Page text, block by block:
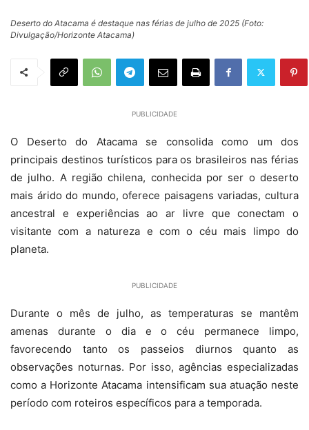
Deserto do Atacama é destaque nas férias de julho de 2025 (Foto:
Divulgação/Horizonte Atacama)
PUBLICIDADE
O Deserto do Atacama se consolida como um dos
principais destinos turísticos para os brasileiros nas férias
de julho. A região chilena, conhecida por ser o deserto
mais árido do mundo, oferece paisagens variadas, cultura
ancestral e experiências ao ar livre que conectam o
visitante com a natureza e com o céu mais limpo do
planeta.
PUBLICIDADE
Durante o mês de julho, as temperaturas se mantêm
amenas durante o dia e o céu permanece limpo,
favorecendo tanto os passeios diurnos quanto as
observações noturnas. Por isso, agências especializadas
como a Horizonte Atacama intensificam sua atuação neste
período com roteiros específicos para a temporada.